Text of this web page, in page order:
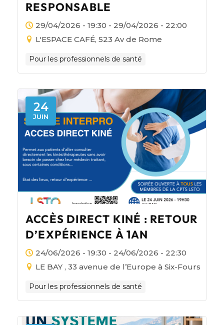
RESPONSABLE
29/04/2026 - 19:30 - 29/04/2026 - 22:00
L'ESPACE CAFÉ, 523 Av de Rome
Pour les professionnels de santé
24
JUIN
ACCÈS DIRECT KINÉ : RETOUR
D’EXPÉRIENCE À 1AN
24/06/2026 - 19:30 - 24/06/2026 - 22:30
LE BAY , 33 avenue de l’Europe à Six-Fours
Pour les professionnels de santé